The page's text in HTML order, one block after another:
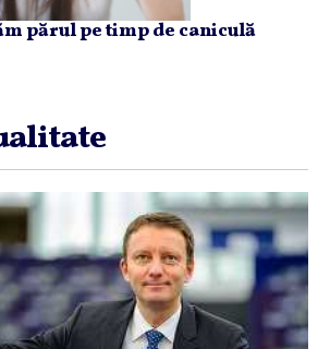
părul pe timp de caniculă